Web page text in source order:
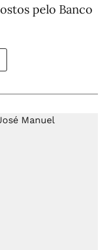
pelo Banco